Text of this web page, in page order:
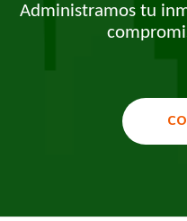
Administramos tu